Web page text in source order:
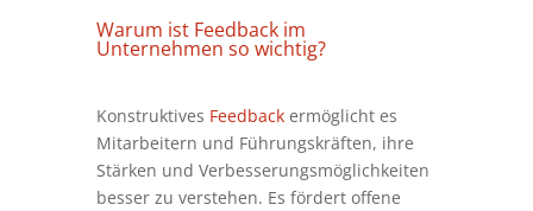
Warum ist Feedbackim
Unternehmen so wichtig?
Konstruktives Feedbackermöglicht es
Mitarbeitern und Führungskräften, ihre
Stärken und Verbesserungsmöglichkeiten
besser zu verstehen. Es fördert offene